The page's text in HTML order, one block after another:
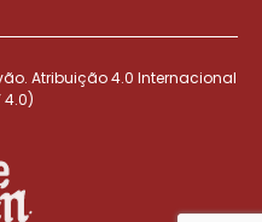
Atribuição 4.0 Internacional
4.0)